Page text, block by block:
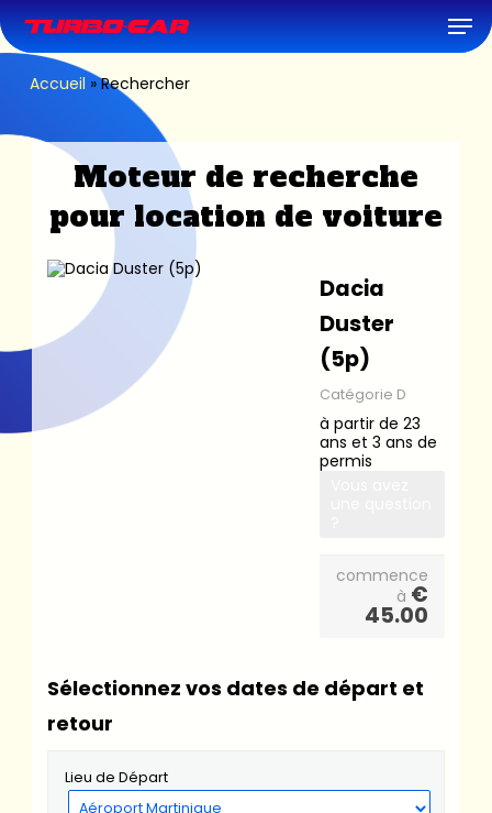
to
main
content
Accueil »Rechercher
Moteur de recherche
pour location de voiture
Dacia
Duster
(5p)
Catégorie D
à partir de 23
ans et 3 ans de
permis
commence
à €
45.00
Sélectionnez vos dates de départ et
retour
Lieu de Départ